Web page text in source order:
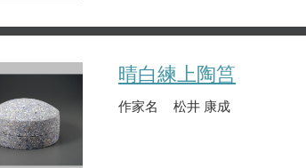
晴白練上陶筥
作家名 松井 康成